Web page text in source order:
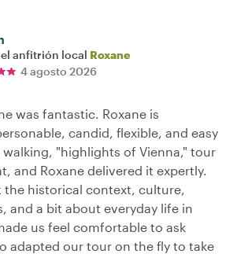
anfitrión local Roxane
4 agosto 2026
was fantastic. Roxane is
candid, flexible, and easy
walking, "highlights of Vienna," tour
and Roxane delivered it expertly.
the historical context, culture,
and a bit about everyday life in
us feel comfortable to ask
adapted our tour on the fly to take